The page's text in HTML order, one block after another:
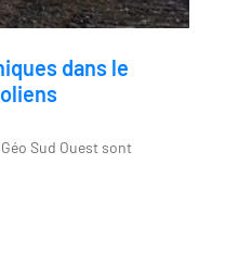
dans le
Sud Ouest sont